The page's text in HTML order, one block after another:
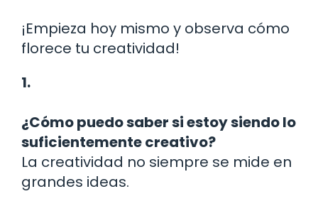
¡Empieza hoy mismo y observa cómo
florece tu creatividad!
1.
¿Cómo puedo saber si estoy siendo lo
suficientemente creativo?
La creatividad no siempre se mide en
grandes ideas.